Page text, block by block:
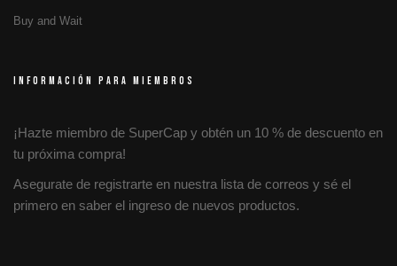
Buy and Wait
INFORMACIÓN PARA MIEMBROS
¡Hazte miembro de SuperCap y obtén un 10 % de descuento en
tu próxima compra!
Asegurate de registrarte en nuestra lista de correos y sé el
primero en saber el ingreso de nuevos productos.